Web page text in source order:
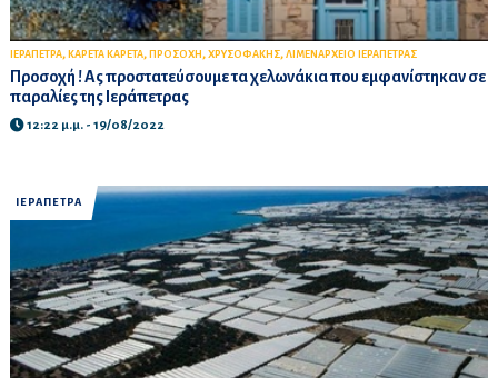
ΙΕΡΑΠΕΤΡΑ, ΚΑΡΕΤΑ ΚΑΡΕΤΑ, ΠΡΟΣΟΧΗ , ΧΡΥΣΟΦΑΚΗΣ, ΛΙΜΕΝΑΡΧΕΙΟ ΙΕΡΑΠΕΤΡΑΣ
Προσοχή ! Ας προστατεύσουμε τα χελωνάκια που εμφανίστηκαν σε
παραλίες της Ιεράπετρας
12:22 μ.μ. - 19/08/2022
ΙΕΡΑΠΕΤΡΑ